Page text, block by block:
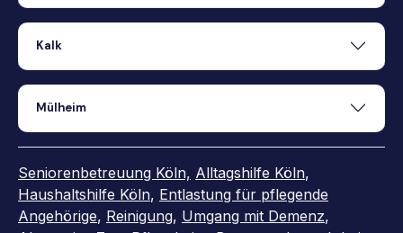
Kalk
Mülheim
Seniorenbetreuung Köln, Alltagshilfe Köln,
Haushaltshilfe Köln, Entlastung für pflegende
Angehörige, Reinigung, Umgang mit Demenz,